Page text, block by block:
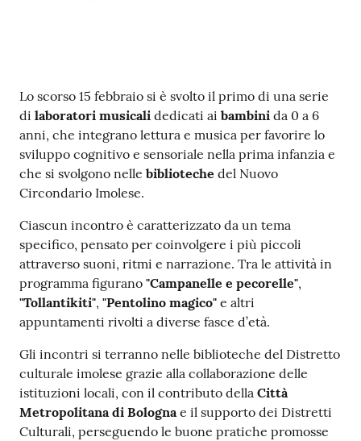
Contenuto
Lo scorso 15 febbraio si è svolto il primo di una serie
di laboratori musicali dedicati ai bambini da 0 a 6
anni, che integrano lettura e musica per favorire lo
sviluppo cognitivo e sensoriale nella prima infanzia e
che si svolgono nelle biblioteche del Nuovo
Circondario Imolese.
Ciascun incontro è caratterizzato da un tema
specifico, pensato per coinvolgere i più piccoli
attraverso suoni, ritmi e narrazione. Tra le attività in
programma figurano "Campanelle e pecorelle",
"Tollantikiti", "Pentolino magico" e altri
appuntamenti rivolti a diverse fasce d’età.
Gli incontri si terranno nelle biblioteche del Distretto
culturale imolese grazie alla collaborazione delle
istituzioni locali, con il contributo della Città
Metropolitana di Bolognae il supporto dei Distretti
Culturali, perseguendo le buone pratiche promosse